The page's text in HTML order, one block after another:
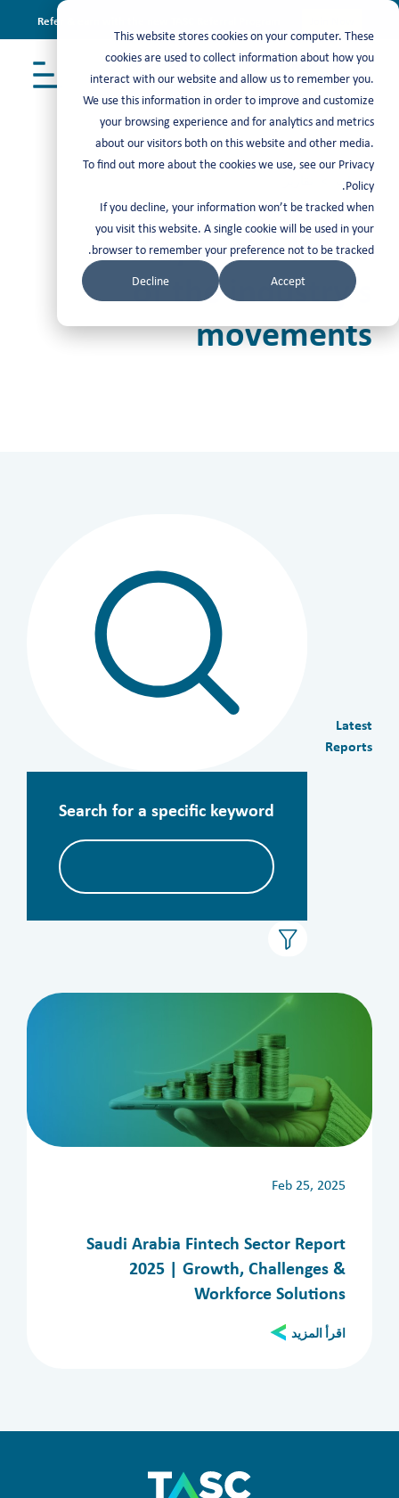
This website stores cookies on your computer. These
cookies are used to collect information about how you
interact with our website and allow us to remember you.
We use this information in order to improve and customize
your browsing experience and for analytics and metrics
about our visitors both on this website and other media.
To find out more about the cookies we use, see our Privacy
Policy.
If you decline, your information won’t be tracked when
you visit this website. A single cookie will be used in your
browser to remember your preference not to be tracked.
Accept
Decline
Refer & earn with the new TASC Referral Program
مرئيات
Stay in the know
of the industry’s
movements
Latest
Reports
Search for a specific keyword
الأقسام
المدراء Aviation
تقنية المعلومات
المملكة العربية السعودية
invest in Saudi Arabia
Feb 25, 2025
Saudi Arabia Fintech Sector Report
2025 | Growth, Challenges &
Workforce Solutions
اقرأ المزيد